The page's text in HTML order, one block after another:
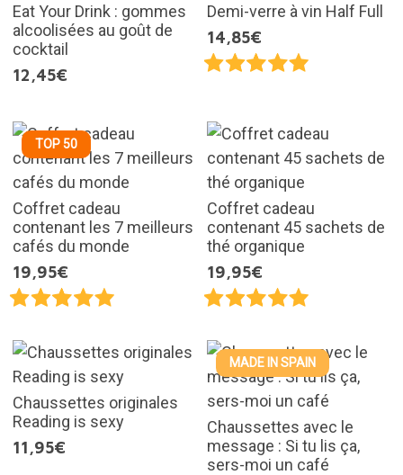
Eat Your Drink : gommes
alcoolisées au goût de
cocktail
12,45€
Demi-verre à vin Half Full
14,85€
TOP 50
Coffret cadeau
contenant les 7 meilleurs
cafés du monde
19,95€
Coffret cadeau
contenant 45 sachets de
thé organique
19,95€
Chaussettes originales
Reading is sexy
11,95€
MADE IN SPAIN
Chaussettes avec le
message : Si tu lis ça,
sers-moi un café